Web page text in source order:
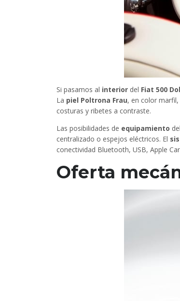
Si pasamos al interior del Fiat 500
La piel Poltrona Frau, en color
costuras y ribetes a contraste.
Las posibilidades de equipamiento
centralizado o espejos eléctricos. El
conectividad Bluetooth, USB, Apple
Oferta